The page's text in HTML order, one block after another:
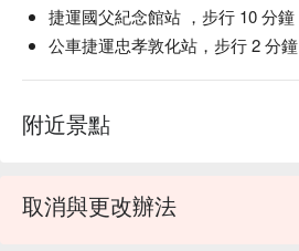
捷運國父紀念館站 ，步行 10 分鐘
公車捷運忠孝敦化站，步行 2 分鐘
附近景點
取消與更改辦法